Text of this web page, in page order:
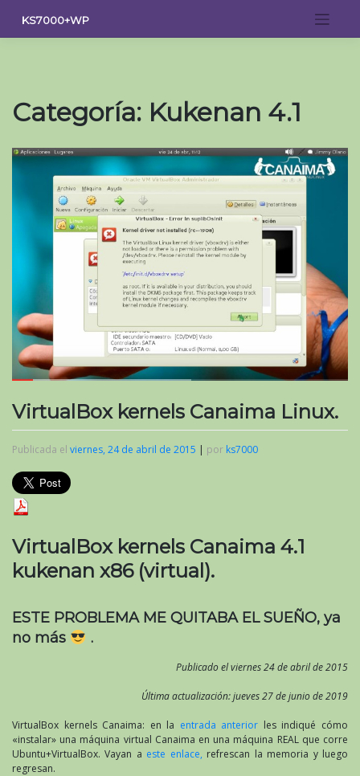
contenido
KS7000+WP
Categoría: Kukenan 4.1
VirtualBox kernels Canaima Linux.
Publicada el viernes, 24 de abril de 2015 | por ks7000
VirtualBox kernels Canaima 4.1
kukenan x86 (virtual).
ESTE PROBLEMA ME QUITABA EL SUEÑO, ya
no más
.
Publicado el viernes 24 de abril de 2015
Última actualización: jueves 27 de junio de 2019
VirtualBox kernels Canaima: en la entrada anterior les indiqué cómo
«instalar» una máquina virtual Canaima en una máquina REAL que corre
Ubuntu+VirtualBox. Vayan a este enlace, refrescan la memoria y luego
regresan.